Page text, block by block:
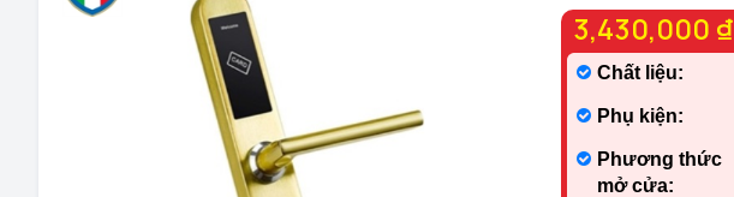
3,430,000 ₫
Chất liệu:
Phụ kiện:
Phương thức
mở cửa: